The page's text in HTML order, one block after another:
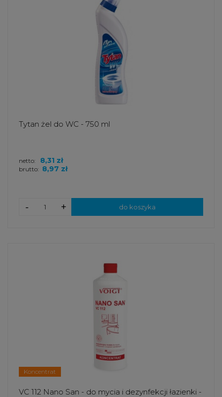
Tytan żel do WC - 750 ml
brutto: 8,97 zł
netto: 8,31 zł
+
- do koszyka
Koncentrat
VC 112 Nano San - do mycia i dezynfekcji łazienki -